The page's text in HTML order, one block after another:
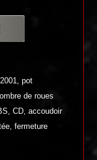
pot
de roues
CD, accoudoir
fermeture